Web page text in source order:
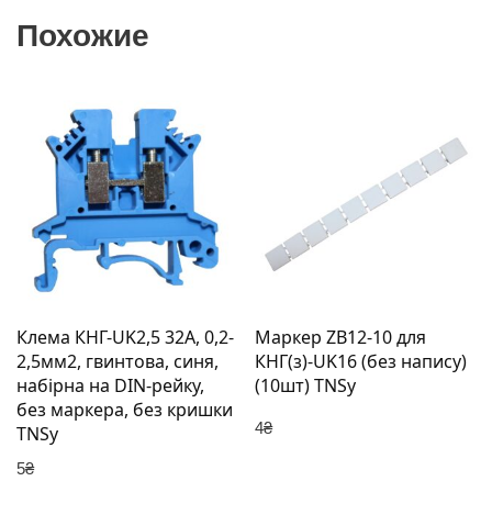
Похожие
Клема КНГ-UK2,5 32А, 0,2-
2,5мм2, гвинтова, синя,
набірна на DIN-рейку,
без маркера, без кришки
TNSy
5₴
Маркер ZB12-10 для
КНГ(з)-UK16 (без напису)
(10шт) TNSy
4₴